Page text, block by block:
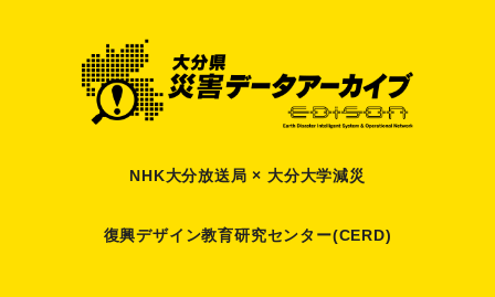
NHK大分放送局 × 大分大学減災
復興デザイン教育研究センター(CERD)